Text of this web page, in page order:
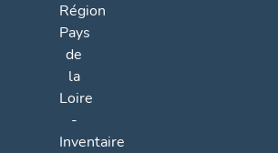
Région
Pays
de
la
Loire
-
Inventaire